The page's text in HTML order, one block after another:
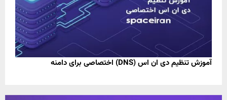
آموزش تنظیم دی ان اس (DNS) اختصاصی برای دامنه